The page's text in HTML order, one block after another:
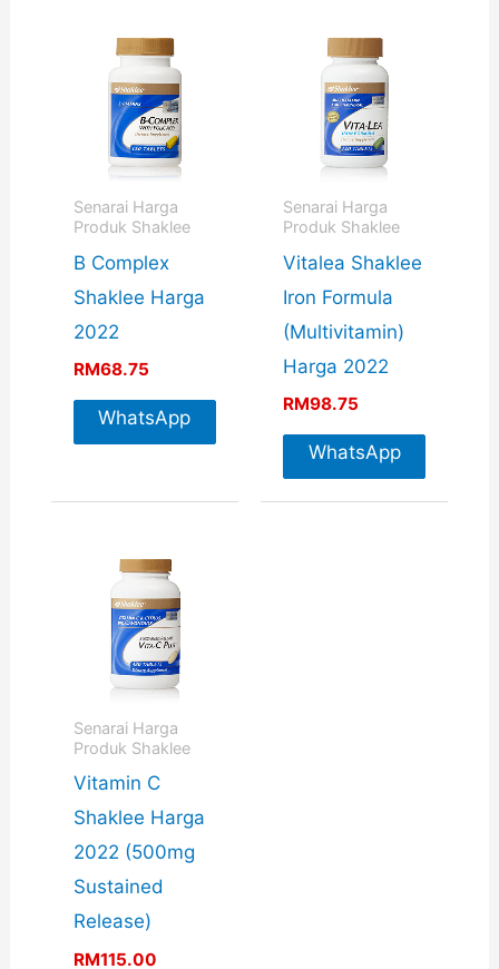
Senarai Harga
Produk Shaklee
B Complex
Shaklee Harga
2022
RM68.75
WhatsApp
For More
Senarai Harga
Produk Shaklee
Vitalea Shaklee
Iron Formula
(Multivitamin)
Harga 2022
RM98.75
WhatsApp
For More
Senarai Harga
Produk Shaklee
Vitamin C
Shaklee Harga
2022 (500mg
Sustained
Release)
RM115.00